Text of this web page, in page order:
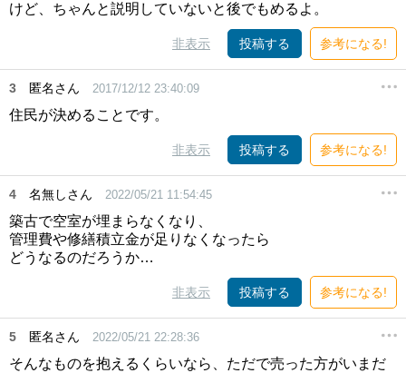
けど、ちゃんと説明していないと後でもめるよ。
非表示 投稿する 参考になる!
3 匿名さん 2017/12/12 23:40:09
住民が決めることです。
非表示 投稿する 参考になる!
4 名無しさん 2022/05/21 11:54:45
築古で空室が埋まらなくなり、
管理費や修繕積立金が足りなくなったら
どうなるのだろうか…
非表示 投稿する 参考になる!
5 匿名さん 2022/05/21 22:28:36
そんなものを抱えるくらいなら、ただで売った方がいまだ